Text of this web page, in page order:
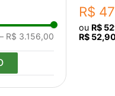
– R$ 3.156,00
R$
ou R$
R$ 52,